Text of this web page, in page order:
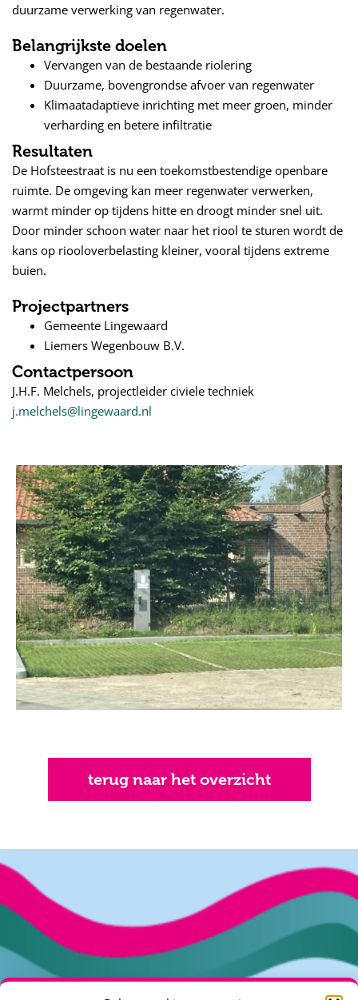
duurzame verwerking van regenwater.
Belangrijkste doelen
Vervangen van de bestaande riolering
Duurzame, bovengrondse afvoer van regenwater
Klimaatadaptieve inrichting met meer groen, minder
verharding en betere infiltratie
Resultaten
De Hofsteestraat is nu een toekomstbestendige openbare
ruimte. De omgeving kan meer regenwater verwerken,
warmt minder op tijdens hitte en droogt minder snel uit.
Door minder schoon water naar het riool te sturen wordt de
kans op riooloverbelasting kleiner, vooral tijdens extreme
buien.
Projectpartners
Gemeente Lingewaard
Liemers Wegenbouw B.V.
Contactpersoon
J.H.F. Melchels, projectleider civiele techniek
j.melchels@lingewaard.nl
terug naar het overzicht